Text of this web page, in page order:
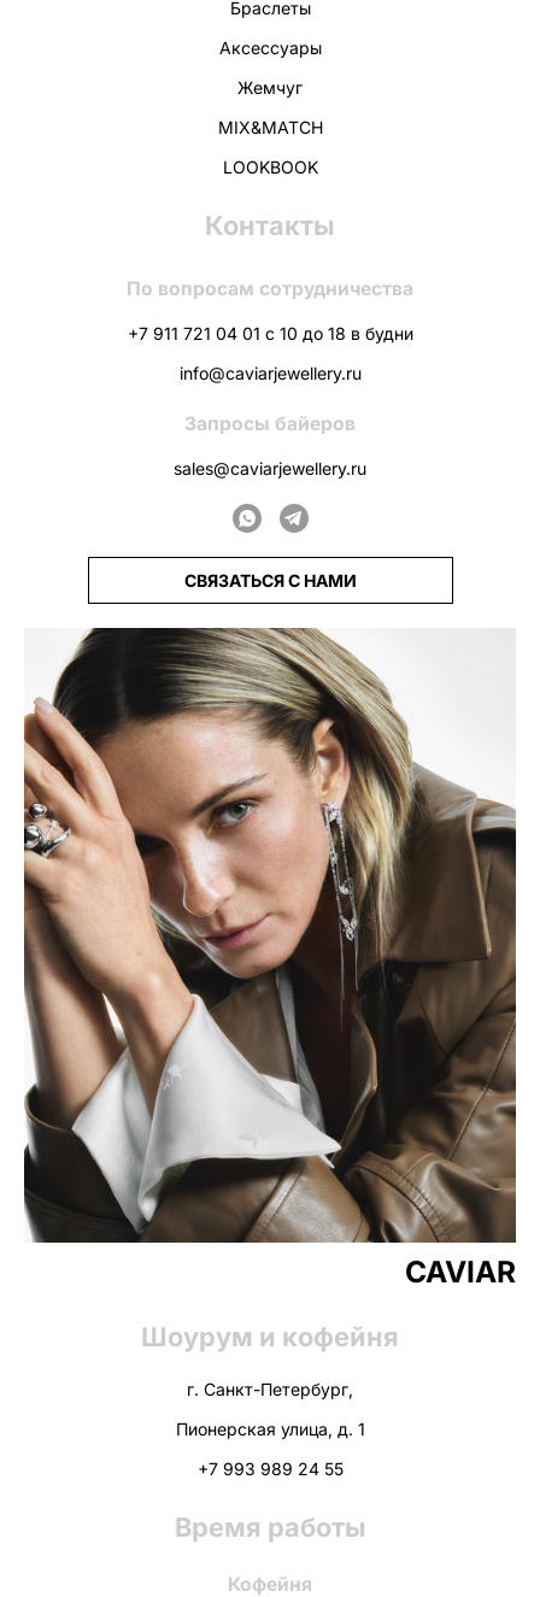
Браслеты
Аксессуары
Жемчуг
MIX&MATCH
LOOKBOOK
Контакты
По вопросам сотрудничества
+7 911 721 04 01 с 10 до 18 в будни
info@caviarjewellery.ru
Запросы байеров
sales@caviarjewellery.ru
СВЯЗАТЬСЯ С НАМИ
CAVIAR
Шоурум и кофейня
г. Санкт-Петербург,
Пионерская улица, д. 1
+7 993 989 24 55
Время работы
Кофейня